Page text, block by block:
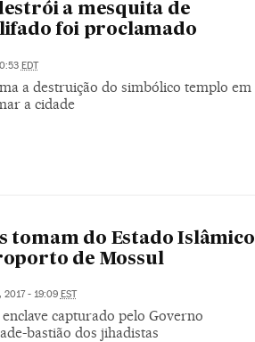
a mesquita de
foi proclamado
EDT
a destruição do simbólico templo em
a cidade
tomam do Estado Islâmico
de Mossul
2017 - 19:09 EST
capturado pelo Governo
bastião dos jihadistas